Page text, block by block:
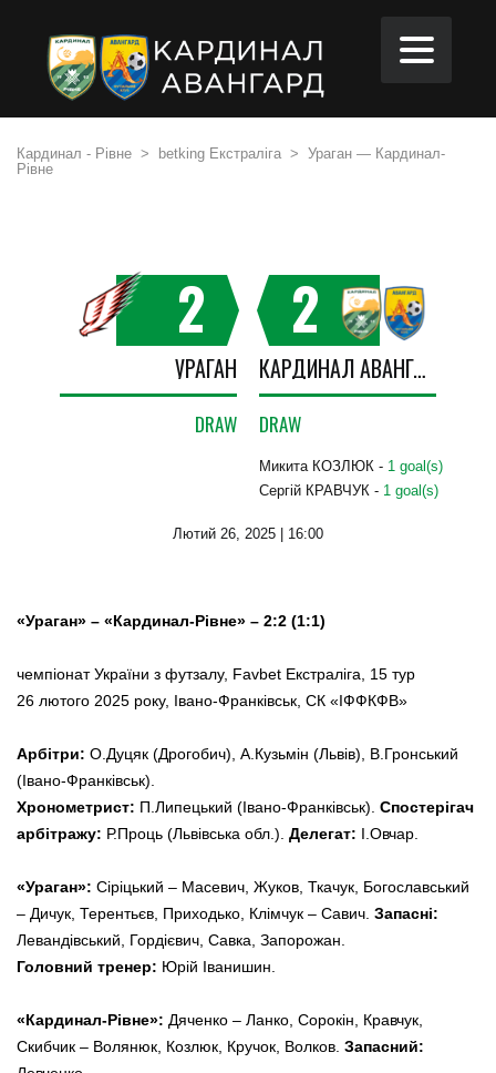
Кардинал - Рівне > betking Екстраліга > Ураган — Кардинал-
Рівне
2
УРАГАН
DRAW
2
КАРДИНАЛ АВАНГАРД
DRAW
Микита КОЗЛЮК - 1 goal(s)
Сергій КРАВЧУК - 1 goal(s)
Лютий 26, 2025 | 16:00
«Ураган» – «Кардинал-Рівне» – 2:2 (1:1)
чемпіонат України з футзалу, Favbet Екстраліга, 15 тур
26 лютого 2025 року, Івано-Франківськ, СК «ІФФКФВ»
Арбітри: О.Дуцяк (Дрогобич), А.Кузьмін (Львів), В.Гронський
(Івано-Франківськ).
Хронометрист: П.Липецький (Івано-Франківськ). Спостерігач
арбітражу: Р.Проць (Львівська обл.). Делегат: І.Овчар.
«Ураган»: Сіріцький – Масевич, Жуков, Ткачук, Богославський
– Дичук, Терентьєв, Приходько, Клімчук – Савич. Запасні:
Левандівський, Гордієвич, Савка, Запорожан.
Головний тренер: Юрій Іванишин.
«Кардинал-Рівне»: Дяченко – Ланко, Сорокін, Кравчук,
Скибчик – Волянюк, Козлюк, Кручок, Волков. Запасний: